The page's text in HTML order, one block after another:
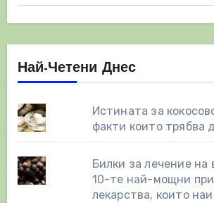
Най-Четени Днес
Истината за
факти които трябва
Билки за лечение на
10-те най-мощни
лекарства, които